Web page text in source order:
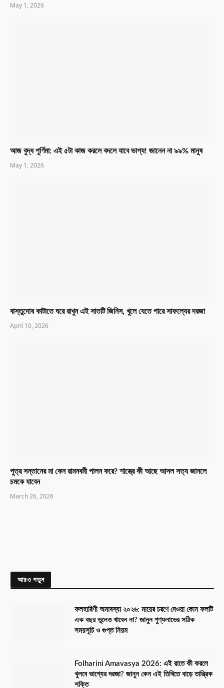
May 1, 2026
আজ বুদ্ধ পূর্ণিমা: এই ৫টা কাজ করলে বদলে যাবে ভাগ্য! জানেন না ৯৯% মানুষ
May 1, 2026
বাস্তুদোষ কাটাতে ঘরে রাখুন এই সাতটি জিনিস, খুলে যেতে পারে সাফল্যের দরজা
April 10, 2026
পুত্র সন্তানের মা কেন রামনবমী পালন করে? শাস্ত্রে কী আছে আসল সত্য জানলে
চমকে যাবেন
March 26, 2026
আরও পড়ুন
ফলহারিণী অমাবস্যা ২০২৬: মায়ের চরণে দেওয়া কোন ফলটি
এক বছর ভুলেও খাবেন না? জানুন পুণ্যলাভের সঠিক
সময়সূচি ও গুপ্ত নিয়ম
Folharini Amavasya 2026: এই রাতে কী করলে
খুলবে ভাগ্যের দরজা? জানুন কেন এই তিথিতে বাড়ে তান্ত্রিক
শক্তি